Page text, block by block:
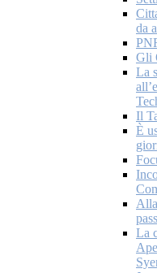
da
Gli
La
Il
È
La